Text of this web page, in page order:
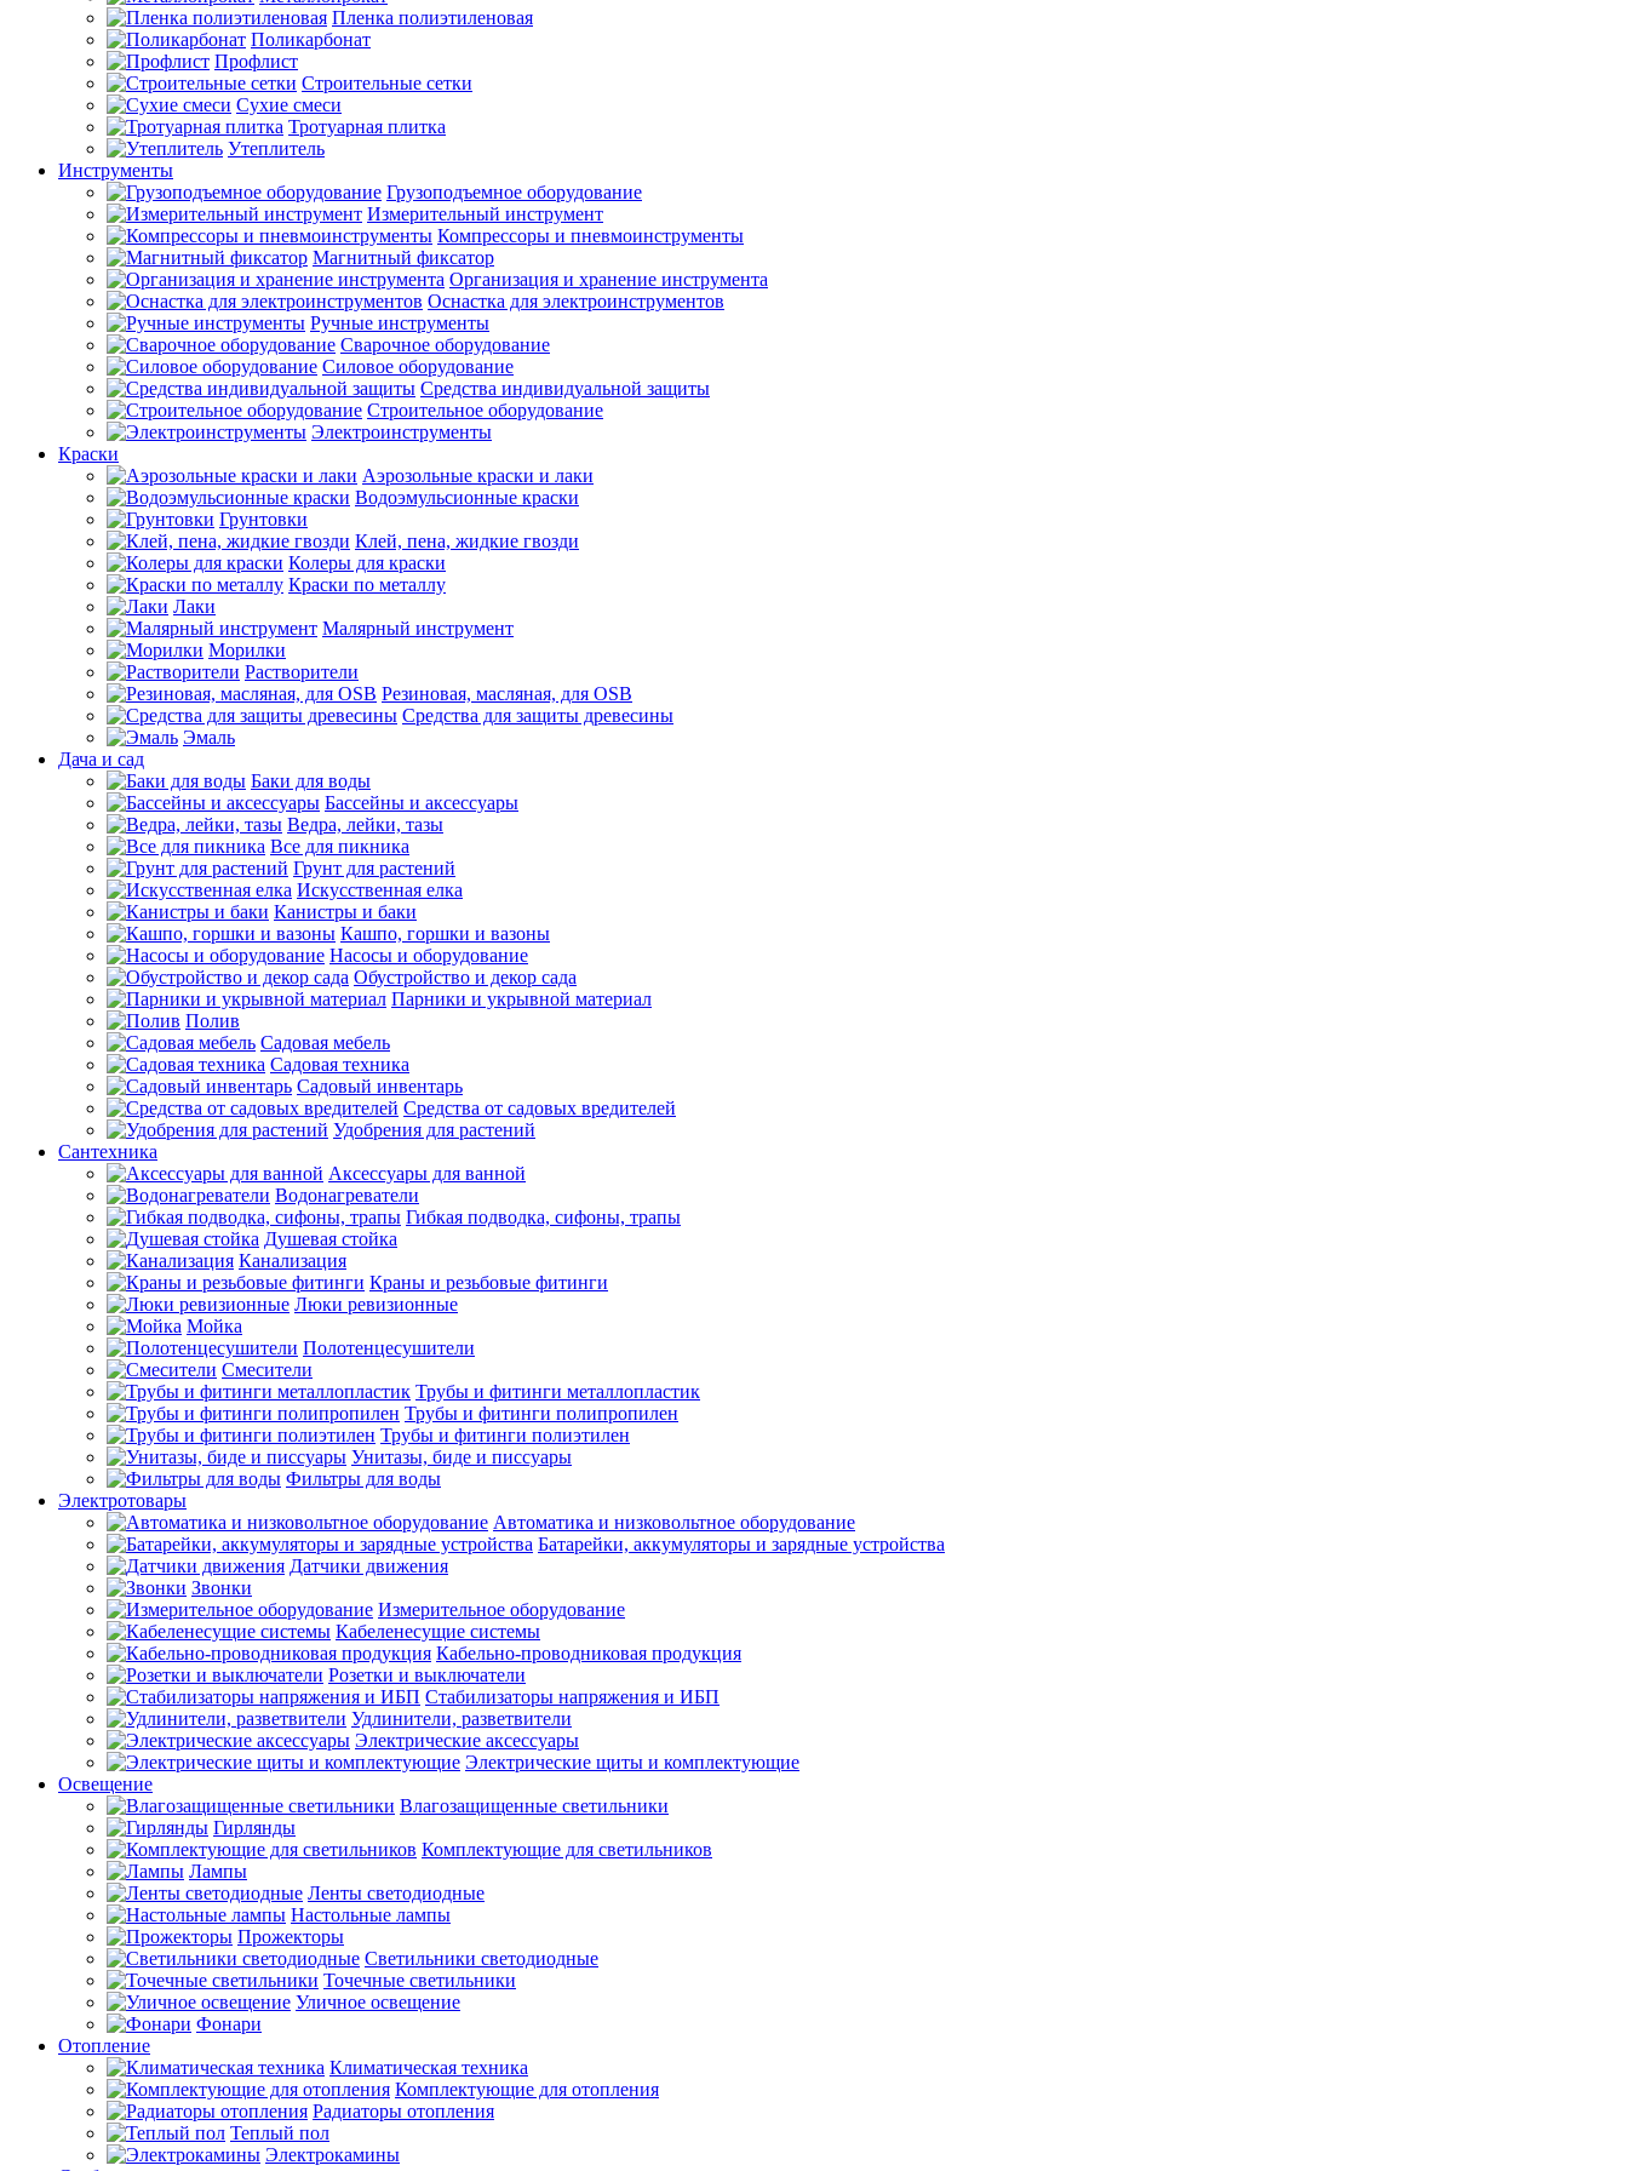
Пленка полиэтиленовая
Поликарбонат
Профлист
Строительные сетки
Сухие смеси
Тротуарная плитка
Утеплитель
Инструменты
Грузоподъемное оборудование
Измерительный инструмент
Компрессоры и пневмоинструменты
Магнитный фиксатор
Организация и хранение инструмента
Оснастка для электроинструментов
Ручные инструменты
Сварочное оборудование
Силовое оборудование
Средства индивидуальной защиты
Строительное оборудование
Электроинструменты
Краски
Аэрозольные краски и лаки
Водоэмульсионные краски
Грунтовки
Клей, пена, жидкие гвозди
Колеры для краски
Краски по металлу
Лаки
Малярный инструмент
Морилки
Растворители
Резиновая, масляная, для OSB
Средства для защиты древесины
Эмаль
Дача и сад
Баки для воды
Бассейны и аксессуары
Ведра, лейки, тазы
Все для пикника
Грунт для растений
Искусственная елка
Канистры и баки
Кашпо, горшки и вазоны
Насосы и оборудование
Обустройство и декор сада
Парники и укрывной материал
Полив
Садовая мебель
Садовая техника
Садовый инвентарь
Средства от садовых вредителей
Удобрения для растений
Сантехника
Аксессуары для ванной
Водонагреватели
Гибкая подводка, сифоны, трапы
Душевая стойка
Канализация
Краны и резьбовые фитинги
Люки ревизионные
Мойка
Полотенцесушители
Смесители
Трубы и фитинги металлопластик
Трубы и фитинги полипропилен
Трубы и фитинги полиэтилен
Унитазы, биде и писсуары
Фильтры для воды
Электротовары
Автоматика и низковольтное оборудование
Батарейки, аккумуляторы и зарядные устройства
Датчики движения
Звонки
Измерительное оборудование
Кабеленесущие системы
Кабельно-проводниковая продукция
Розетки и выключатели
Стабилизаторы напряжения и ИБП
Удлинители, разветвители
Электрические аксессуары
Электрические щиты и комплектующие
Освещение
Влагозащищенные светильники
Гирлянды
Комплектующие для светильников
Лампы
Ленты светодиодные
Настольные лампы
Прожекторы
Светильники светодиодные
Точечные светильники
Уличное освещение
Фонари
Отопление
Климатическая техника
Комплектующие для отопления
Радиаторы отопления
Теплый пол
Электрокамины